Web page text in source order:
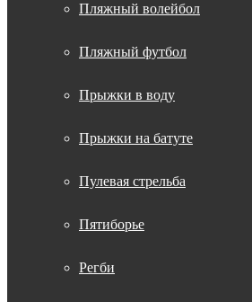
Пляжный волейбол
Пляжный футбол
Прыжки в воду
Прыжки на батуте
Пулевая стрельба
Пятиборье
Регби